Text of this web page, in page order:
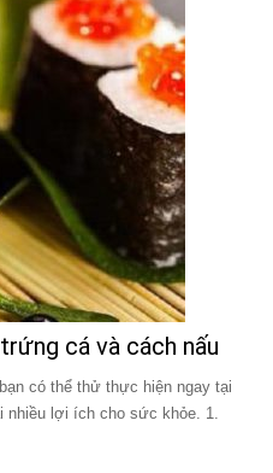
cá và cách nấu
có thể thử thực hiện ngay tại
nhiều lợi ích cho sức khỏe. 1.